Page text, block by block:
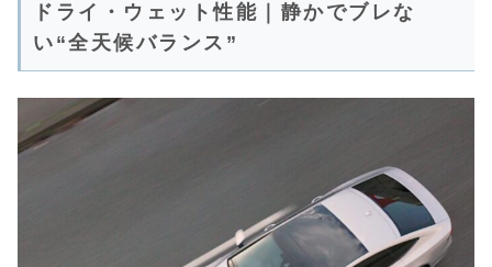
ドライ・ウェット性能｜静かでブレな
い“全天候バランス”